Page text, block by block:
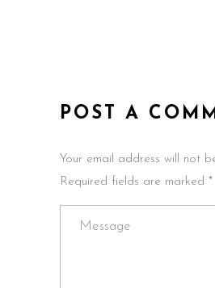
POST A
Your email address will not
Required fields are marked *